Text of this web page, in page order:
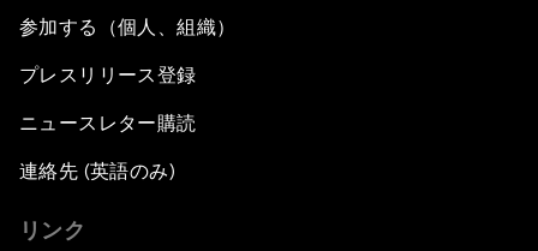
参加する（個人、組織）
プレスリリース登録
ニュースレター購読
連絡先 (英語のみ)
リンク